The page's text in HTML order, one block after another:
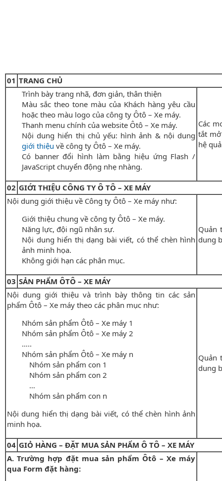
01 TRANG CHỦ
Trình bày trang nhã, đơn giản, thân thiện
Màu sắc theo tone màu của Khách hàng yêu cầu
hoặc theo màu logo của công ty Ôtô – Xe máy.
Thanh menu chính của website Ôtô – Xe máy.
Nội dung hiển thị chủ yếu: hình ảnh & nội dung
giới thiệu về công ty Ôtô – Xe máy.
Có banner đổi hình làm bằng hiệu ứng Flash /
JavaScript chuyển động nhẹ nhàng.
Các
tắt
hệ
02 GIỚI THIỆU CÔNG TY Ô TÔ – XE MÁY
Nội dung giới thiệu về Công ty Ôtô – Xe máy như:
Giới thiệu chung về công ty Ôtô – Xe máy.
Năng lực, đội ngũ nhân sự.
Nội dung hiển thị dạng bài viết, có thể chèn hình
ảnh minh họa.
Không giới hạn các phân mục.
Quản
dung
03 SẢN PHẨM ÔTÔ – XE MÁY
Nội dung giới thiệu và trình bày thông tin các sản
phẩm Ôtô – Xe máy theo các phân mục như:
Nhóm sản phẩm Ôtô – Xe máy 1
Nhóm sản phẩm Ôtô – Xe máy 2
…..
Nhóm sản phẩm Ôtô – Xe máy n
Nhóm sản phẩm con 1
Nhóm sản phẩm con 2
…
Nhóm sản phẩm con n
Nội dung hiển thị dạng bài viết, có thể chèn hình ảnh
minh họa.
Quản
dung
04 GIỎ HÀNG – ĐẶT MUA SẢN PHẨM Ô TÔ – XE MÁY
A. Trường hợp đặt mua sản phẩm Ôtô – Xe máy
qua Form đặt hàng: